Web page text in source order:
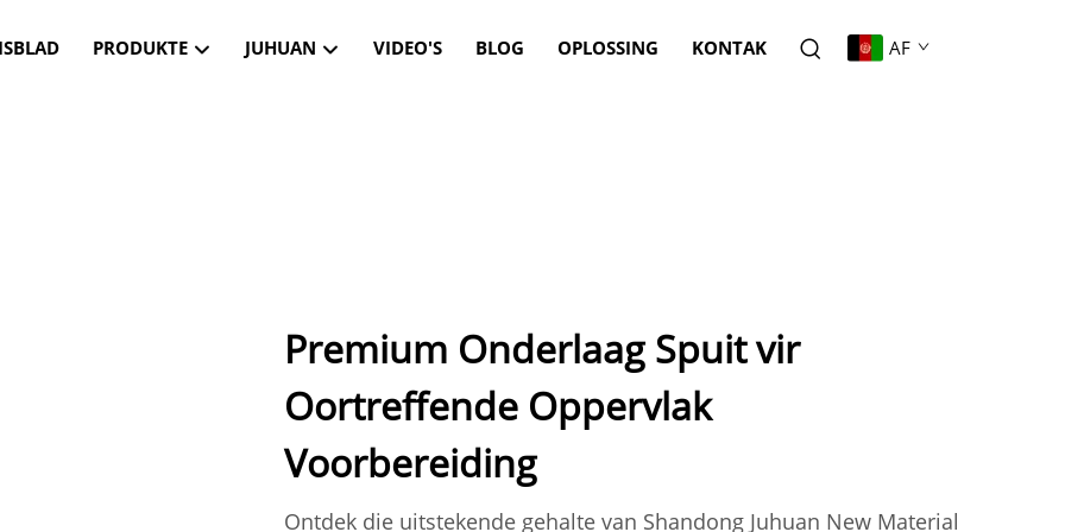
PRODUKTE JUHUAN VIDEO'S BLOG OPLOSSING KONTAK AF
Premium Onderlaag Spuit vir
Oortreffende Oppervlak
Voorbereiding
Ontdek die uitstekende gehalte van Shandong Juhuan New Material